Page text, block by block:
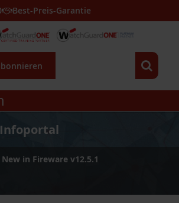
Best-Preis-Garantie
New in Fireware v12.5.1